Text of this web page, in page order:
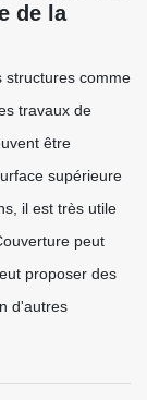
de la
structures comme
travaux de
être
supérieure
il est très utile
peut
proposer des
d'autres